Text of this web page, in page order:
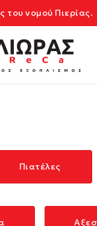
του νομού Πιερίας.
Πιατέλες